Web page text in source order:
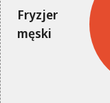
Fryzjer
męski